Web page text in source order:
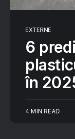
EXTERNE
6
în
4 MIN READ